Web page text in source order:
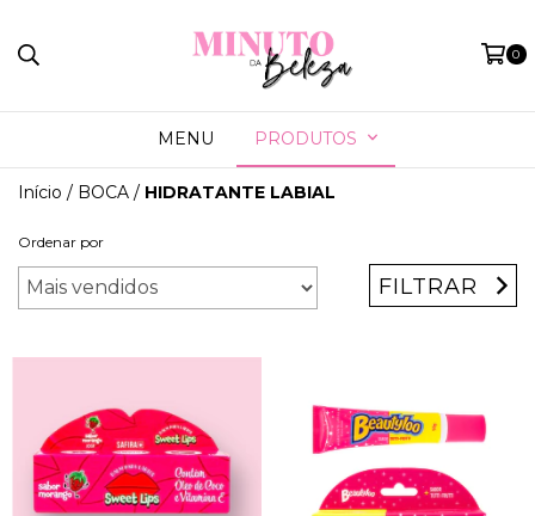
0
MENU PRODUTOS
Início / BOCA / HIDRATANTE LABIAL
Ordenar por
FILTRAR